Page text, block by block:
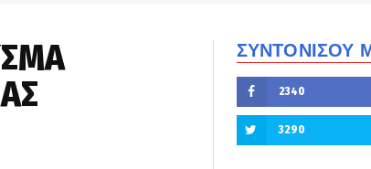
ΣΥΝΤΟΝΙΣΟΥ
2340
3290